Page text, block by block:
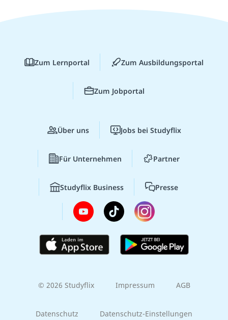
Zum Lernportal Zum Ausbildungsportal
Zum Jobportal
Über uns Jobs bei Studyflix
Für Unternehmen Partner
Studyflix Business Presse
© 2026 Studyflix Impressum AGB
Datenschutz Datenschutz-Einstellungen